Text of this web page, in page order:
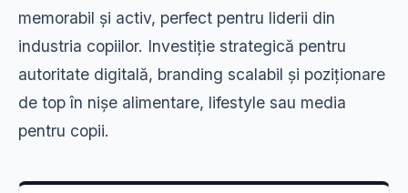
memorabil și activ, perfect pentru liderii din
industria copiilor. Investiție strategică pentru
autoritate digitală, branding scalabil și poziționare
de top în nișe alimentare, lifestyle sau media
pentru copii.